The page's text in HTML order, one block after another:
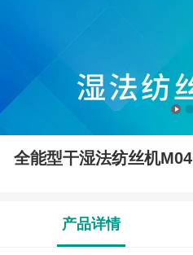
全能型干湿法纺丝机M04
产品详情